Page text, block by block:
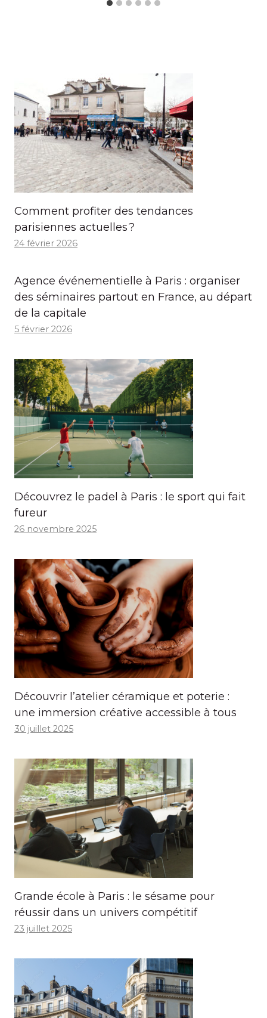
Comment profiter des tendances
parisiennes actuelles ?
24 février 2026
Agence événementielle à Paris : organiser
des séminaires partout en France, au départ
de la capitale
5 février 2026
Découvrez le padel à Paris : le sport qui fait
fureur
26 novembre 2025
Découvrir l’atelier céramique et poterie :
une immersion créative accessible à tous
30 juillet 2025
Grande école à Paris : le sésame pour
réussir dans un univers compétitif
23 juillet 2025